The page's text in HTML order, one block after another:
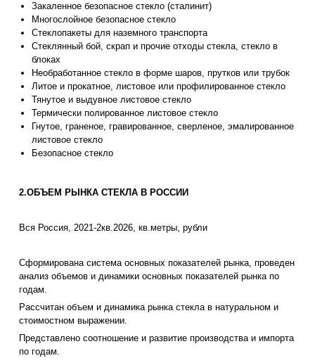
Закаленное безопасное стекло (сталинит)
Многослойное безопасное стекло
Стеклопакеты для наземного транспорта
Стеклянный бой, скрап и прочие отходы стекла, стекло в
блоках
Необработанное стекло в форме шаров, прутков или трубок
Литое и прокатное, листовое или профилированное стекло
Тянутое и выдувное листовое стекло
Термически полированное листовое стекло
Гнутое, граненое, гравированное, сверленое, эмалированное
листовое стекло
Безопасное стекло
2.ОБЪЕМ РЫНКА СТЕКЛА В РОССИИ
Вся Россия, 2021-2кв.2026, кв.метры, рубли
Сформирована система основных показателей рынка, проведен
анализ объемов и динамики основных показателей рынка по
годам.
Рассчитан объем и динамика рынка стекла в натуральном и
стоимостном выражении.
Представлено соотношение и развитие производства и импорта
по годам.